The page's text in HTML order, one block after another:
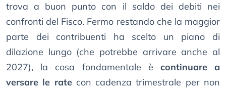
trova a buon punto con il saldo dei debiti nei
confronti del Fisco. Fermo restando che la maggior
parte dei contribuenti ha scelto un piano di
dilazione lungo (che potrebbe arrivare anche al
2027), la cosa fondamentale è continuare a
versare le ratecon cadenza trimestrale per non